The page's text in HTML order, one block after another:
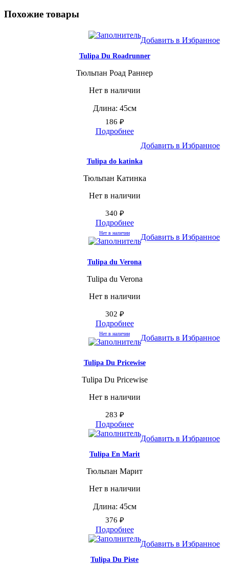
Похожие товары
Добавить в Избранное
Tulipa Du Roadrunner
Тюльпан Роад Раннер
Нет в наличии
Длина: 45см
186 ₽
Подробнее
Добавить в Избранное
Tulipa do katinka
Тюльпан Катинка
Нет в наличии
340 ₽
Подробнее
Нет в наличии Добавить в Избранное
Tulipa du Verona
Tulipa du Verona
Нет в наличии
302 ₽
Подробнее
Нет в наличии Добавить в Избранное
Tulipa Du Pricewise
Tulipa Du Pricewise
Нет в наличии
283 ₽
Подробнее
Добавить в Избранное
Tulipa En Marit
Тюльпан Марит
Нет в наличии
Длина: 45см
376 ₽
Подробнее
Добавить в Избранное
Tulipa Du Piste